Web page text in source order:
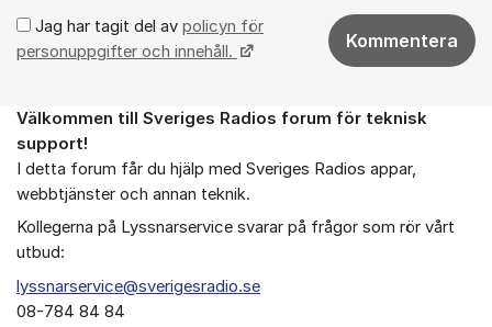
Jag har tagit del av policyn för
personuppgifter och innehåll.
Kommentera
Om forumet
Välkommen till Sveriges Radios forum för teknisk
support!
I detta forum får du hjälp med Sveriges Radios appar,
webbtjänster och annan teknik.
Kollegerna på Lyssnarservice svarar på frågor som rör vårt
utbud:
lyssnarservice@sverigesradio.se
08-784 84 84